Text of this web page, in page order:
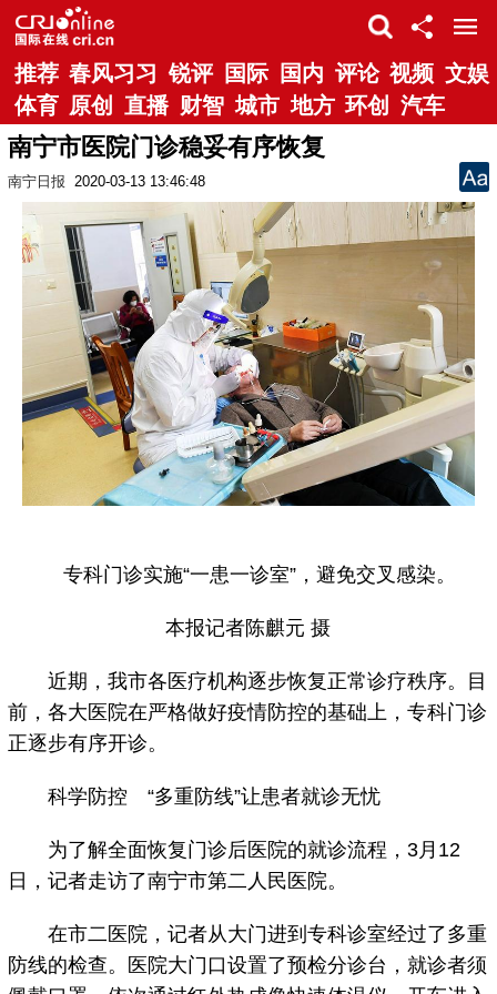
推荐 春风习习 锐评 国际 国内 评论 视频 文娱
体育 原创 直播 财智 城市 地方 环创 汽车
南宁市医院门诊稳妥有序恢复
南宁日报 2020-03-13 13:46:48
专科门诊实施“一患一诊室”，避免交叉感染。
本报记者陈麒元 摄
近期，我市各医疗机构逐步恢复正常诊疗秩序。目
前，各大医院在严格做好疫情防控的基础上，专科门诊
正逐步有序开诊。
科学防控 “多重防线”让患者就诊无忧
为了解全面恢复门诊后医院的就诊流程，3月12
日，记者走访了南宁市第二人民医院。
在市二医院，记者从大门进到专科诊室经过了多重
防线的检查。医院大门口设置了预检分诊台，就诊者须